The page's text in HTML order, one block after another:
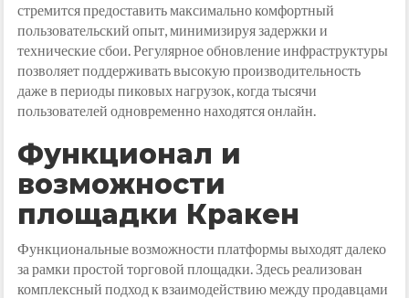
стремится предоставить максимально комфортный
пользовательский опыт, минимизируя задержки и
технические сбои. Регулярное обновление инфраструктуры
позволяет поддерживать высокую производительность
даже в периоды пиковых нагрузок, когда тысячи
пользователей одновременно находятся онлайн.
Функционал и
возможности
площадки Кракен
Функциональные возможности платформы выходят далеко
за рамки простой торговой площадки. Здесь реализован
комплексный подход к взаимодействию между продавцами